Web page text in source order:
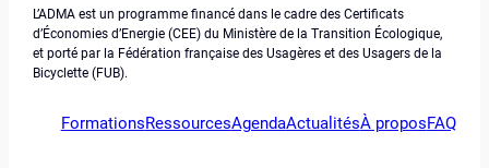
L’ADMA est un programme financé dans le cadre des Certificats
d’Économies d’Energie (CEE) du Ministère de la Transition Écologique,
et porté par la Fédération française des Usagères et des Usagers de la
Bicyclette (FUB).
FormationsRessourcesAgendaActualitésÀ proposFAQ